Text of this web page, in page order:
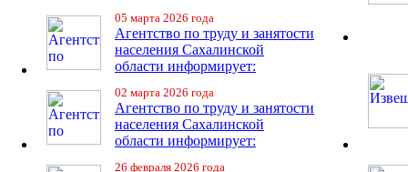
05 марта 2026 года
Агентство по труду и занятости
населения Сахалинской
области информирует:
02 марта 2026 года
Агентство по труду и занятости
населения Сахалинской
области информирует:
26 февраля 2026 года